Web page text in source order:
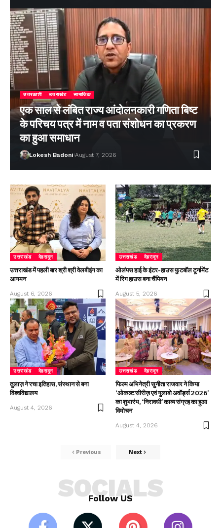
उत्तरकाशी उत्तराखंड सामाजिक
एक साल से लंबित राज्य आंदोलनकारी गणिता बिष्ट
के परिचय पत्र में नाम व पता संशोधन का प्रकरण
का हुआ समाधान
Lokesh Badoni August 7, 2026
उत्तराखंड देहरादून
उत्तराखंड में पहली बार श्री श्री वेलबीइंग का
आगमन
August 6, 2026
उत्तराखंड देहरादून
ओलंपस हाई के इंटर-हाउस फुटबॉल टूर्नामेंट
में रिग हाउस बना चैंपियन
August 5, 2026
उत्तराखंड देहरादून
तुलाज़ ने रचा इतिहास, संस्थान से बना
विश्वविद्यालय
August 4, 2026
उत्तराखंड देहरादून
फिल्म अभिनेत्री सुनीता राजवार ने किया
‘ओकल्ट सीरीज़ एवं गुलाबो अवॉर्ड्स 2026’
का शुभारंभ, ‘निरावधी’ काव्य संग्रह का हुआ
विमोचन
August 4, 2026
Previous Next
Follow US
SOCIALS